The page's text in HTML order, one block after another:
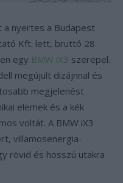
nyertes a Budapest
Kft. lett, bruttó 28
egy BMW iX3 szerepel.
megújult dizájnnal és
megjelenést
elemek és a kék
voltát. A BMW iX3
villamosenergia-
rövid és hosszú utakra